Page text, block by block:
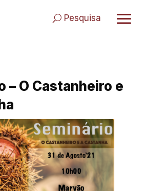
Pesquisa
– O Castanheiro e